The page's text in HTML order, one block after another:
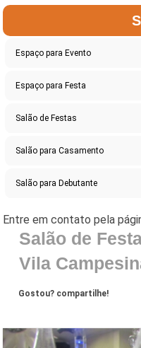
Espaço para Evento
Espaço para Festa
Salão de Festas
Salão para Casamento
Salão para Debutante
Salão de
Vila
Gostou? compartilhe!